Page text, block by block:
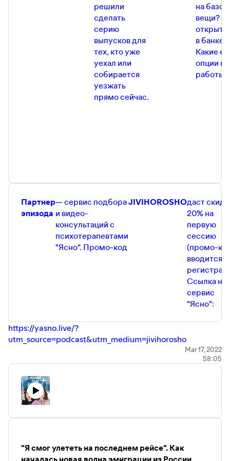
Инстаграм Даши Жук —
https://www.instagram.com/daria_beatle
Телеграм-канал Даши Жук —
https://t.me/dashabeatle
решили
сделать
серию
выпусков для
тех, кто уже
уехал или
собирается
уезжать
прямо сейчас.
на
вещи?
открыть
в банке?
Какие
опции в
работы?
Партнер
эпизода
— сервис подбора
и видео-
консультаций с
психотерапевтами
"Ясно". Промо-код
JIVIHOROSHOдаст
20% на
первую
сессию
(промо-
вводится
Ссылка на
сервис
"Ясно":
https://yasno.live/?
utm_source=podcast&utm_medium=jivihorosho
Полезные ссылки:
https://t.me/nlevshitstelegram/5300
Популярный телеграм-канал по релокации в Армению
https://t.me/relocationArmenia
Еще один чат по релокации в Армению (в нем сидит, в
https://t.me/+szFNNJqf1J42Zjhi
Mar 17, 2022
58:05
"Я смог улететь на последнем рейсе". Как
началась новая волна эмиграции из России